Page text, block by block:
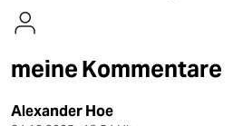
kultur
meine Kommentare
Alexander Hoe